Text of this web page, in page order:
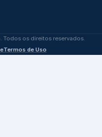
Todos os direitos reservados.
Termos de Uso